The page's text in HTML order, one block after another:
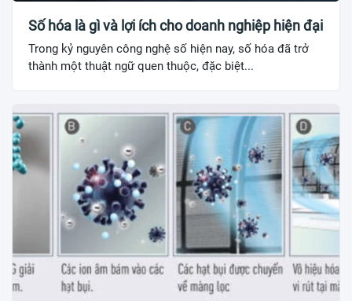
Số hóa là gì và lợi ích cho doanh nghiệp hiện đại
Trong kỷ nguyên công nghệ số hiện nay, số hóa đã trở
thành một thuật ngữ quen thuộc, đặc biệt...